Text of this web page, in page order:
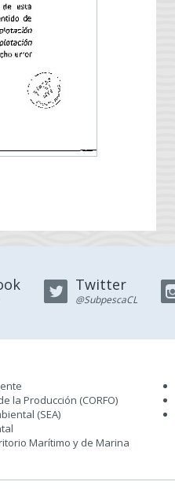
Twitter
@SubpescaCL
la Producción (CORFO)
(SEA)
Marítimo y de Marina